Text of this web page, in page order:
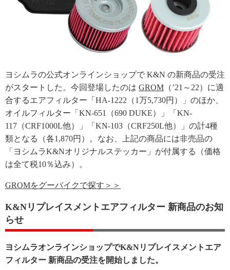
ヨシムラの公式オンラインショップで K&N の新商品の受注
がスタートした。今回登場したのは GROM （’21～22）に適
合するエアフィルター「HA-1222（1万5,730円）」のほか、
オイルフィルター「KN-651（690 DUKE）」「KN-
117（CRF1000L他）」「KN-103（CRF250L他）」の計4種
類となる（各1,870円）。なお、上記の商品には非売品の
「ヨシムラK&Nオリジナルステッカー」が付属する（価格
は全て税10％込み）。
GROMをグーバイクで探す＞＞
K&Nリプレイスメントエアフィルター 新商品のお知
らせ
ヨシムラオンラインショップでK&Nリプレイスメントエア
フィルター 新商品の受注を開始しました。